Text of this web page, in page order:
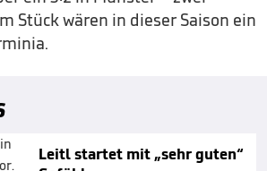
Stück wären in dieser Saison ein
Leitl startet mit „sehr guten“